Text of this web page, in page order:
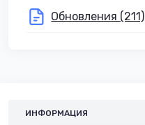
Обновления (211)
ИНФОРМАЦИЯ